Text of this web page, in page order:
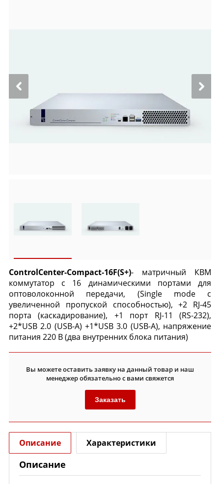
ControlCenter-Compact-16F(S+)- матричный КВМ
коммутатор с 16 динамическими портами для
оптоволоконной передачи, (Single mode с
увеличенной пропуской способностью), +2 RJ-45
порта (каскадирование), +1 порт RJ-11 (RS-232),
+2*USB 2.0 (USB-A) +1*USB 3.0 (USB-A), напряжение
питания 220 В (два внутренних блока питания)
Вы можете оставить заявку на данный товар и наш
менеджер обязательно с вами свяжется
Заказать
Описание Характеристики
Описание